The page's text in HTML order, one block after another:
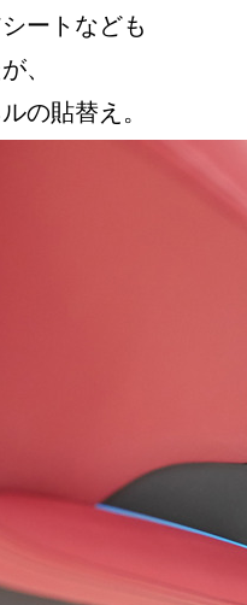
ートなども
、
の貼替え。